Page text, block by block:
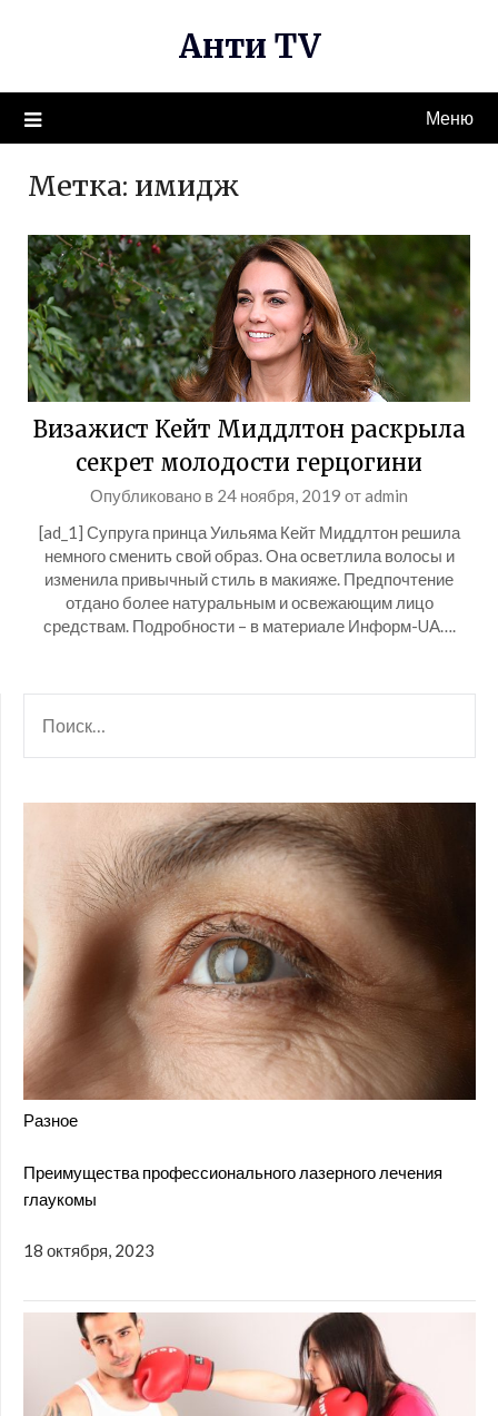
Анти TV
Меню
Метка: имидж
Визажист Кейт Миддлтон раскрыла
секрет молодости герцогини
Опубликовано в 24 ноября, 2019 отadmin
[ad_1] Супруга принца Уильяма Кейт Миддлтон решила
немного сменить свой образ. Она осветлила волосы и
изменила привычный стиль в макияже. Предпочтение
отдано более натуральным и освежающим лицо
средствам. Подробности – в материале Информ-UA….
Разное
Преимущества профессионального лазерного лечения
глаукомы
18 октября, 2023